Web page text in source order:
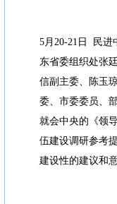
5月20-21日 民进
东省委组织处张
信副主委、陈玉
委、市委委员、
就会中央的《领
伍建设调研参考
建设性的建议和意